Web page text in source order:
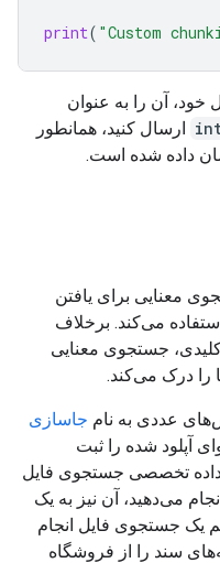
print( "Custom
آن را به عنوان
ارسال کنید، همانطور
داده شده است.
معنایی برای یافتن
می‌کند. برخلاف
جستجوی معنایی
را درک می‌کند.
عددی به نام جاسازی
آپلود شده را ثبت
داده تخصصی جستجوی فایل
می‌دهید، آن نیز به یک
جستجوی فایل انجام
سند را از فروشگاه